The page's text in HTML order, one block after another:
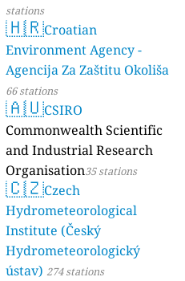
stations
🇭🇷Croatian
Environment Agency -
Agencija Za Zaštitu Okoliša
66 stations
🇦🇺CSIRO
Commonwealth Scientific
and Industrial Research
Organisation35 stations
🇨🇿Czech
Hydrometeorological
Institute (Český
Hydrometeorologický
ústav) 274 stations